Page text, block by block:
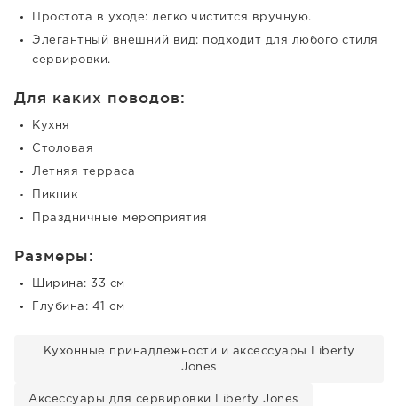
Простота в уходе: легко чистится вручную.
Элегантный внешний вид: подходит для любого стиля
сервировки.
Для каких поводов:
Кухня
Столовая
Летняя терраса
Пикник
Праздничные мероприятия
Размеры:
Ширина: 33 см
Глубина: 41 см
Кухонные принадлежности и аксессуары Liberty
Jones
Аксессуары для сервировки Liberty Jones